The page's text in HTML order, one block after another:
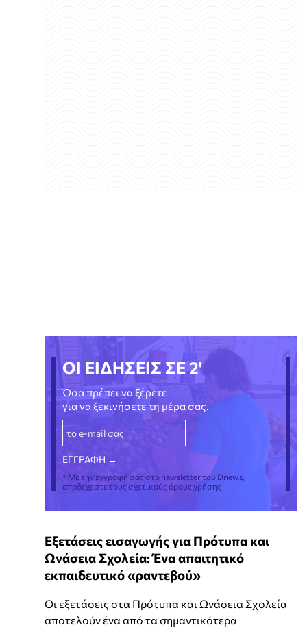
ΟΙ ΕΙΔΗΣΕΙΣ ΣΕ 2'
Όσα πρέπει να ξέρετε
για να ξεκινήσετε τη μέρα σας.
* Με την εγγραφή σας στο newsletter του Dnews,
αποδέχεστε τους σχετικούς όρους χρήσης
Εξετάσεις εισαγωγής για Πρότυπα και
Ωνάσεια Σχολεία: Ένα απαιτητικό
εκπαιδευτικό «ραντεβού»
Οι εξετάσεις στα Πρότυπα και Ωνάσεια Σχολεία
αποτελούν ένα από τα σημαντικότερα